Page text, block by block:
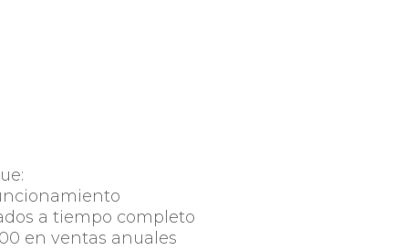
a tiempo completo
en ventas anuales